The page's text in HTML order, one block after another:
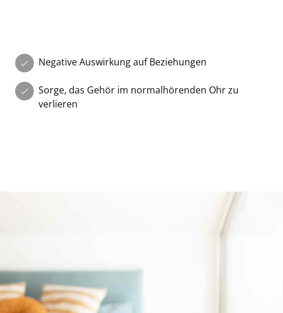
Negative Auswirkung auf Beziehungen
Sorge, das Gehör im normalhörenden Ohr zu
verlieren